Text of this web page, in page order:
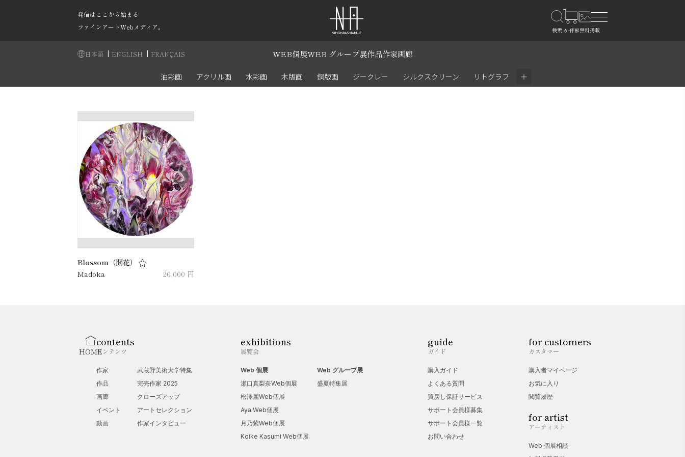
発信はここから始まる
ファインアートWebメディア。
日本語 | ENGLISH | FRANÇAIS WEB個展WEB グループ展作品作家画廊
油彩画 アクリル画 水彩画 木版画 銅版画 ジークレー シルクスクリーン リトグラフ ＋
Blossom（開花）
Madoka
20,000 円
HOME
contents
コンテンツ
作家
作品
画廊
イベント
動画
武蔵野美術大学特集
完売作家 2025
クローズアップ
アートセレクション
作家インタビュー
exhibitions
展覧会
Web 個展
瀬口真梨奈Web個展
松澤麗Web個展
Aya Web個展
月乃紫Web個展
Koike Kasumi Web個展
Web グループ展
盛夏特集展
guide
ガイド
購入ガイド
よくある質問
買戻し保証サービス
サポート会員様募集
サポート会員様一覧
お問い合わせ
for customers
カスタマー
購入者マイページ
お気に入り
閲覧履歴
for artist
アーティスト
Web 個展相談